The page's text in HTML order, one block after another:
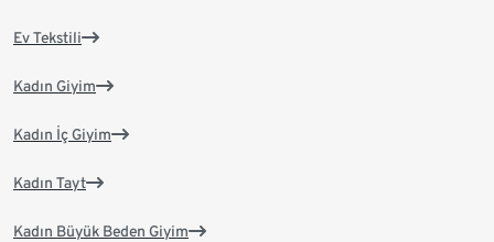
Ev Tekstili
Kadın Giyim
Kadın İç Giyim
Kadın Tayt
Kadın Büyük Beden Giyim